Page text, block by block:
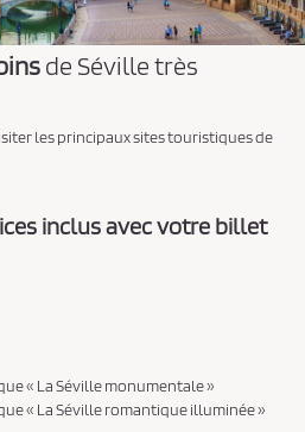
de Séville très
les principaux sites touristiques de
inclus avec votre billet
« La Séville monumentale »
« La Séville romantique illuminée »